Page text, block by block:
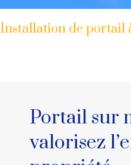
Installation de portail
Portail sur
valorisez